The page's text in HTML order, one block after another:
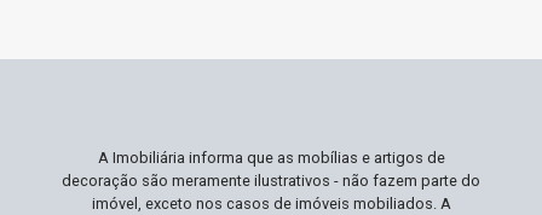
Profissionais e suas famílias apreciarão a
rara oportunidade de investir em um imóvel com
ampla área útil e características excepcionais
A Imobiliária informa que as mobílias e artigos de
decoração são meramente ilustrativos - não fazem parte do
imóvel, exceto nos casos de imóveis mobiliados. A